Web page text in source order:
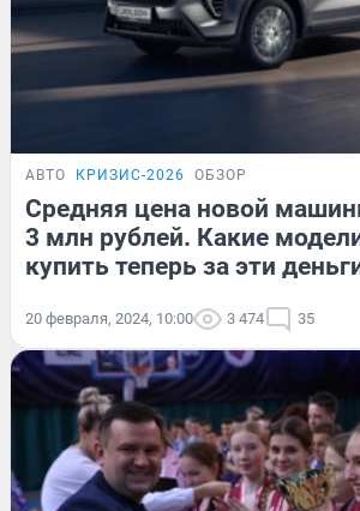
АВТО КРИЗИС-2026 ОБЗОР
Средняя цена новой
3 млн рублей. Какие
купить теперь за эти
20 февраля, 2024, 10:00 3 474 35